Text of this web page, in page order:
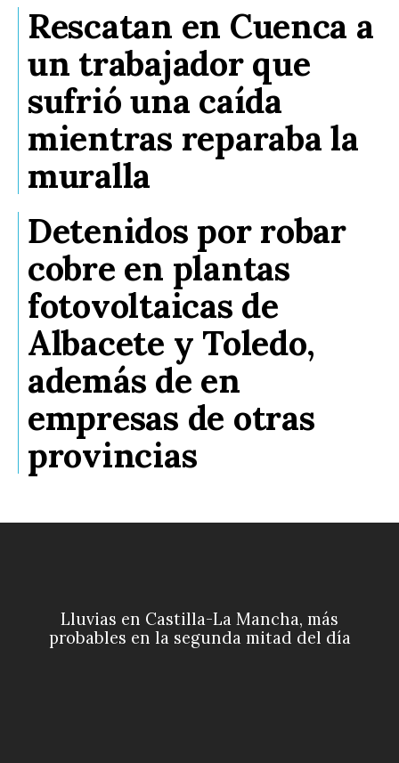
Rescatan en Cuenca a
un trabajador que
sufrió una caída
mientras reparaba la
muralla
Detenidos por robar
cobre en plantas
fotovoltaicas de
Albacete y Toledo,
además de en
empresas de otras
provincias
Lluvias en Castilla-La Mancha, más
probables en la segunda mitad del día